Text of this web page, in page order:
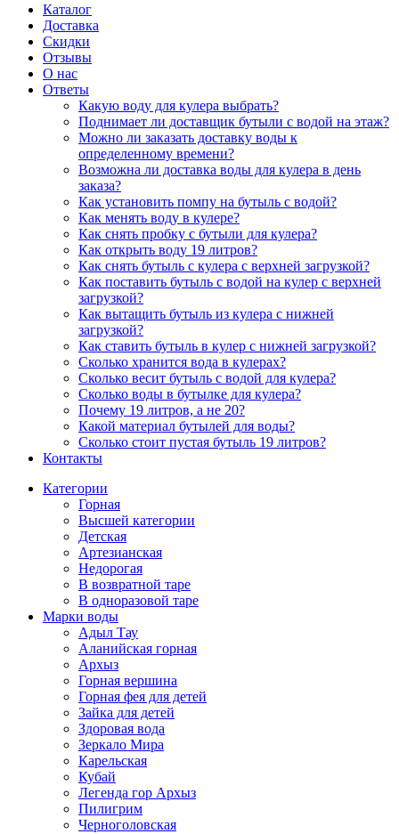
Каталог
Доставка
Скидки
Отзывы
О нас
Ответы
Какую воду для кулера выбрать?
Поднимает ли доставщик бутыли с водой на этаж?
Можно ли заказать доставку воды к
определенному времени?
Возможна ли доставка воды для кулера в день
заказа?
Как установить помпу на бутыль с водой?
Как менять воду в кулере?
Как снять пробку с бутыли для кулера?
Как открыть воду 19 литров?
Как снять бутыль с кулера с верхней загрузкой?
Как поставить бутыль с водой на кулер с верхней
загрузкой?
Как вытащить бутыль из кулера с нижней
загрузкой?
Как ставить бутыль в кулер с нижней загрузкой?
Сколько хранится вода в кулерах?
Сколько весит бутыль с водой для кулера?
Сколько воды в бутылке для кулера?
Почему 19 литров, а не 20?
Какой материал бутылей для воды?
Сколько стоит пустая бутыль 19 литров?
Контакты
Категории
Горная
Высшей категории
Детская
Артезианская
Недорогая
В возвратной таре
В одноразовой таре
Марки воды
Адыл Тау
Аланийская горная
Архыз
Горная вершина
Горная фея для детей
Зайка для детей
Здоровая вода
Зеркало Мира
Карельская
Кубай
Легенда гор Архыз
Пилигрим
Черноголовская